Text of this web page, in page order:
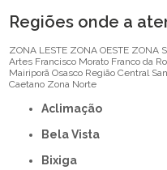
Regiões onde a
ZONA LESTE ZONA OESTE ZONA
Artes Francisco Morato Franco da
Mairiporã Osasco Região Central
Caetano Zona Norte
Aclimação
Bela Vista
Bixiga